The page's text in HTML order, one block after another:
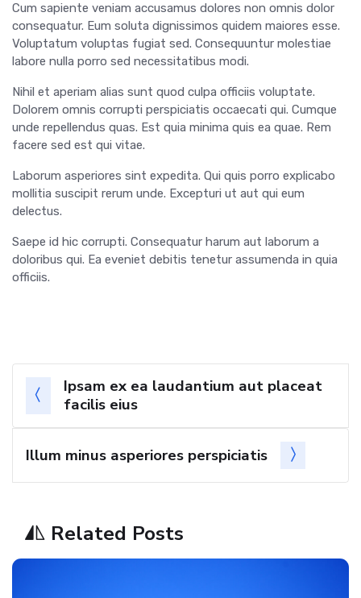
Cum sapiente veniam accusamus dolores non omnis dolor
consequatur. Eum soluta dignissimos quidem maiores esse.
Voluptatum voluptas fugiat sed. Consequuntur molestiae
labore nulla porro sed necessitatibus modi.
Nihil et aperiam alias sunt quod culpa officiis voluptate.
Dolorem omnis corrupti perspiciatis occaecati qui. Cumque
unde repellendus quas. Est quia minima quis ea quae. Rem
facere sed est qui vitae.
Laborum asperiores sint expedita. Qui quis porro explicabo
mollitia suscipit rerum unde. Excepturi ut aut qui eum
delectus.
Saepe id hic corrupti. Consequatur harum aut laborum a
doloribus qui. Ea eveniet debitis tenetur assumenda in quia
officiis.
Ipsam ex ea laudantium aut placeat
facilis eius
Illum minus asperiores perspiciatis
Related Posts